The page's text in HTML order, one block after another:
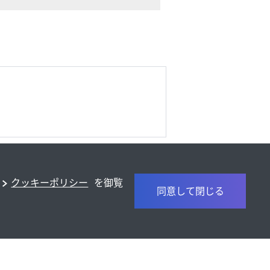
クッキーポリシー を御覧
同意して閉じる